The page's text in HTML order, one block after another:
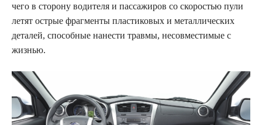
чего в сторону водителя и пассажиров со скоростью пули
летят острые фрагменты пластиковых и металлических
деталей, способные нанести травмы, несовместимые с
жизнью.